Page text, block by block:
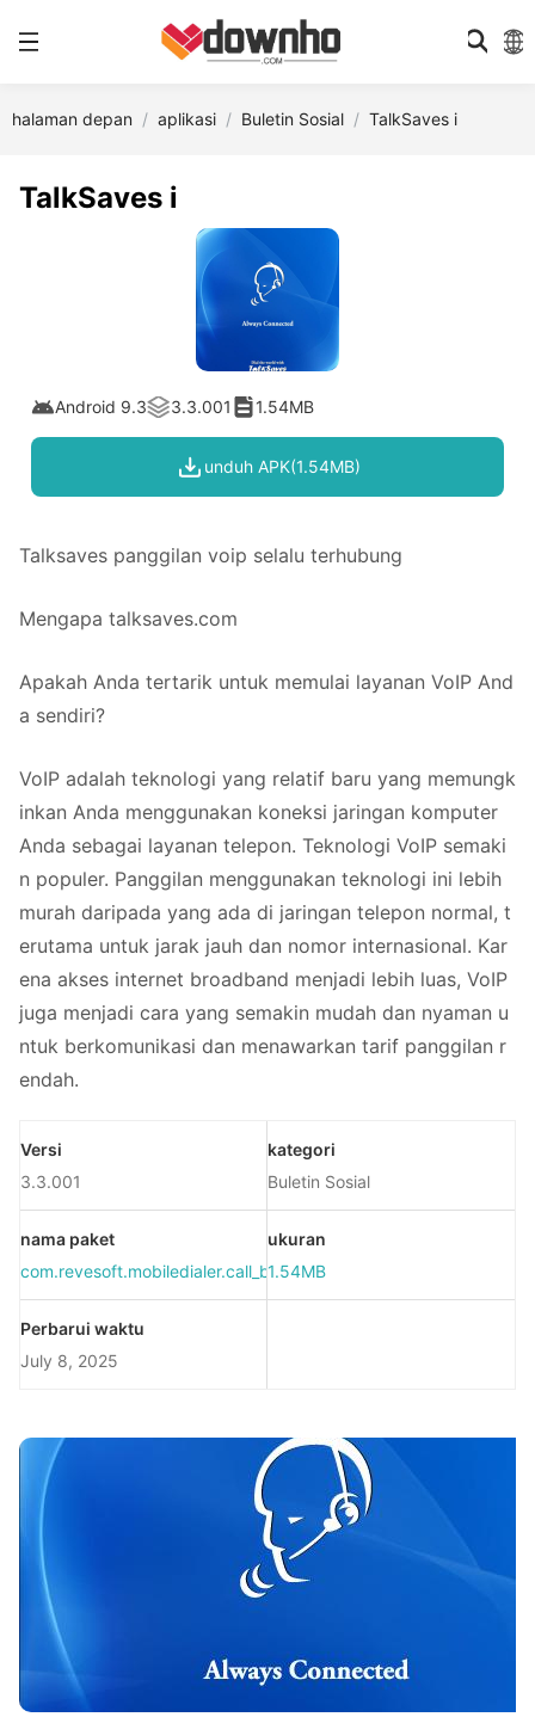
halaman depan aplikasi Buletin Sosial TalkSaves i
TalkSaves i
Android 9.3 3.3.001 1.54MB
unduh APK(1.54MB)
Talksaves panggilan voip selalu terhubung
Mengapa talksaves.com
Apakah Anda tertarik untuk memulai layanan VoIP And
a sendiri?
VoIP adalah teknologi yang relatif baru yang memungk
inkan Anda menggunakan koneksi jaringan komputer
Anda sebagai layanan telepon. Teknologi VoIP semaki
n populer. Panggilan menggunakan teknologi ini lebih
murah daripada yang ada di jaringan telepon normal, t
erutama untuk jarak jauh dan nomor internasional. Kar
ena akses internet broadband menjadi lebih luas, VoIP
juga menjadi cara yang semakin mudah dan nyaman u
ntuk berkomunikasi dan menawarkan tarif panggilan r
endah.
Versi
3.3.001
kategori
Buletin Sosial
nama paket
com.revesoft.mobiledialer.call_biz.talk_saves_1909
ukuran
1.54MB
Perbarui waktu
July 8, 2025